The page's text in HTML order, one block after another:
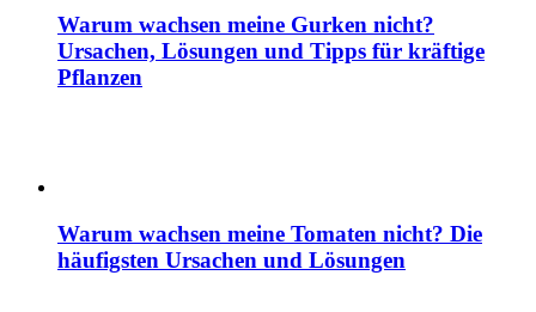
Warum wachsen meine Gurken nicht?
Ursachen, Lösungen und Tipps für kräftige
Pflanzen
Warum wachsen meine Tomaten nicht? Die
häufigsten Ursachen und Lösungen